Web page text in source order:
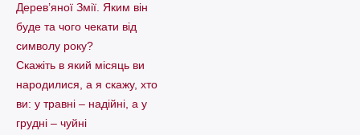
Дерев’яної Змії. Яким він
буде та чого чекати від
символу року?
Скажіть в який місяць ви
народилися, а я скажу, хто
ви: у травні – надійні, а у
грудні – чуйні